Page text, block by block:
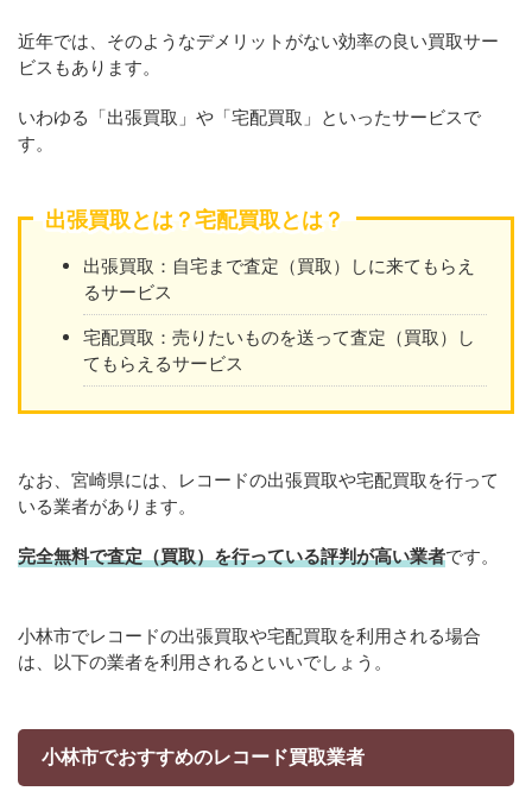
近年では、そのようなデメリットがない効率の良い買取サー
ビスもあります。
いわゆる「出張買取」や「宅配買取」といったサービスで
す。
出張買取とは？宅配買取とは？
出張買取：自宅まで査定（買取）しに来てもらえ
るサービス
宅配買取：売りたいものを送って査定（買取）し
てもらえるサービス
なお、宮崎県には、レコードの出張買取や宅配買取を行って
いる業者があります。
完全無料で査定（買取）を行っている評判が高い業者です。
小林市でレコードの出張買取や宅配買取を利用される場合
は、以下の業者を利用されるといいでしょう。
小林市でおすすめのレコード買取業者